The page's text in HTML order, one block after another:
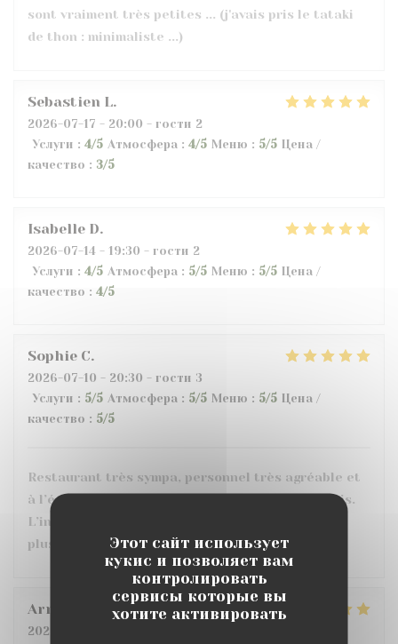
Этот сайт использует
кукис и позволяет вам
контролировать
сервисы которые вы
хотите активировать
sont vraiment très petites ... (j'avais pris le tataki
de thon : minimaliste ...)
Sebastien L
2026-07-17 - 20:00 - гости 2
Услуги : 4/5 Атмосфера : 4/5 Меню : 5/5 Цена /
качество : 3/5
Isabelle D
2026-07-14 - 19:30 - гости 2
Услуги : 4/5 Атмосфера : 5/5 Меню : 5/5 Цена /
качество : 4/5
Sophie C
2026-07-10 - 20:30 - гости 3
Услуги : 5/5 Атмосфера : 5/5 Меню : 5/5 Цена /
качество : 5/5
Restaurant très sympa, personnel très agréable et
à l’écoute. Les plats sont très bons et bien servis.
L’intérieur est confortable avec le choix entre
plusieurs ambiances et une grande terrasse.
Armand
2026-07-10